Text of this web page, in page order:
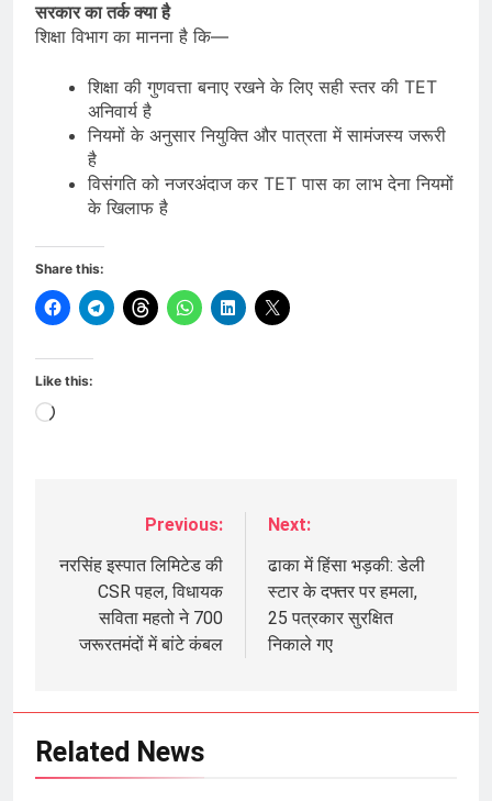
सरकार का तर्क क्या है
शिक्षा विभाग का मानना है कि—
शिक्षा की गुणवत्ता बनाए रखने के लिए सही स्तर की TET
अनिवार्य है
नियमों के अनुसार नियुक्ति और पात्रता में सामंजस्य जरूरी
है
विसंगति को नजरअंदाज कर TET पास का लाभ देना नियमों
के खिलाफ है
Share this:
Like this:
Loading…
navigation
Previous:
नरसिंह इस्पात लिमिटेड की
CSR पहल, विधायक
सविता महतो ने 700
जरूरतमंदों में बांटे कंबल
Next:
ढाका में हिंसा भड़की: डेली
स्टार के दफ्तर पर हमला,
25 पत्रकार सुरक्षित
निकाले गए
Related News